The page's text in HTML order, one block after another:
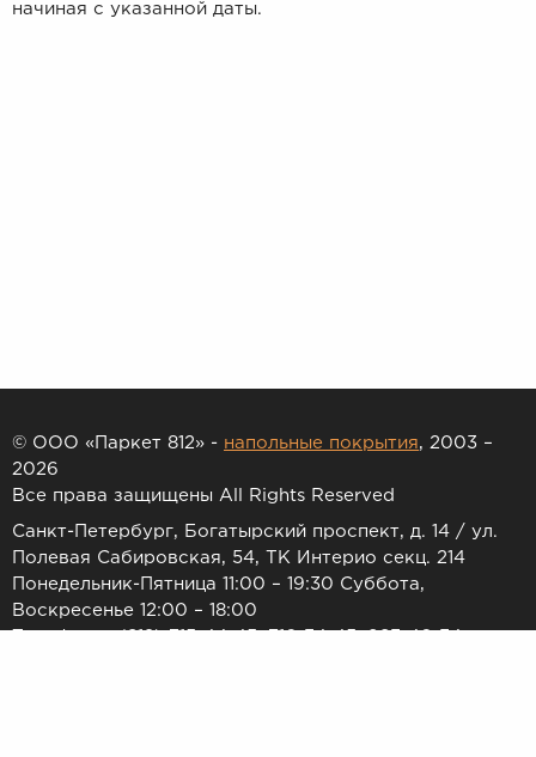
начиная с указанной даты.
© ООО «Паркет 812» - напольные покрытия, 2003 –
2026
Все права защищены All Rights Reserved
Санкт-Петербург, Богатырский проспект, д. 14 / ул.
Полевая Сабировская, 54, ТК Интерио секц. 214
Понедельник-Пятница 11:00 – 19:30 Суббота,
Воскресенье 12:00 – 18:00